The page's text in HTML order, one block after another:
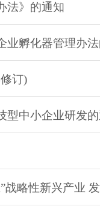
法》的通知
业孵化器管理办
订)
型中小企业研发
略性新兴产业